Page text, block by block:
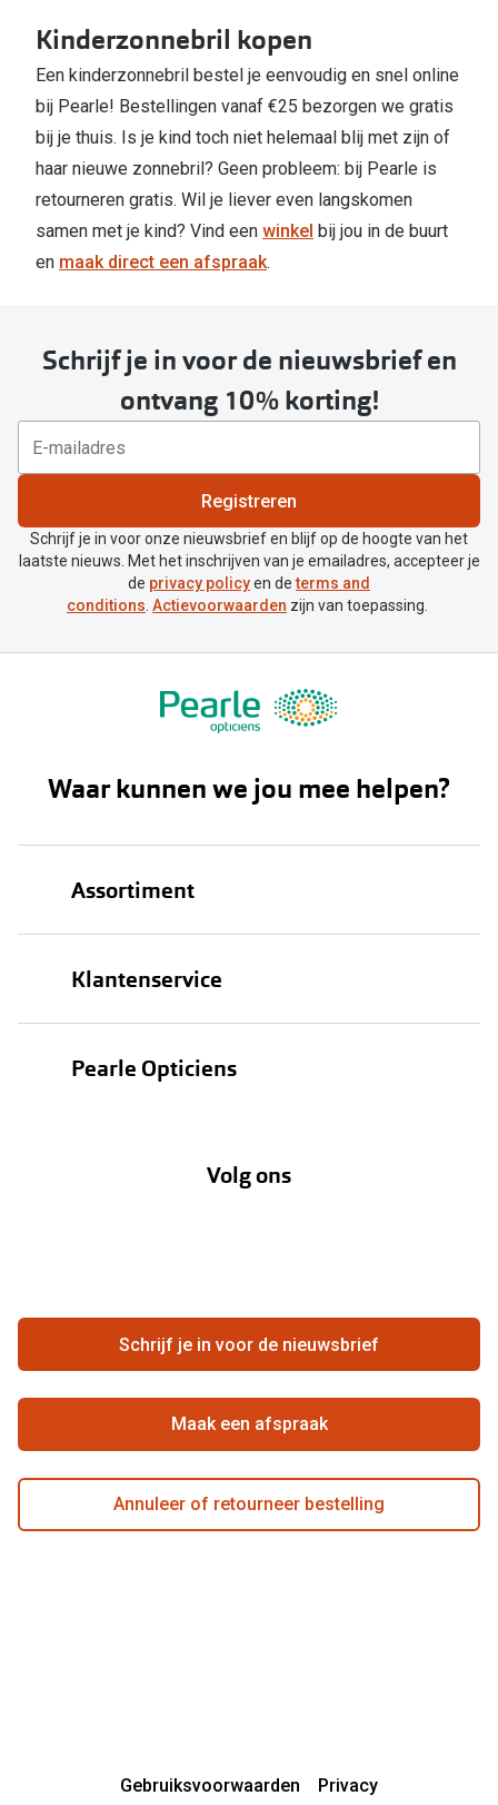
Kinderzonnebril kopen
Een kinderzonnebril bestel je eenvoudig en snel online
bij Pearle! Bestellingen vanaf €25 bezorgen we gratis
bij je thuis. Is je kind toch niet helemaal blij met zijn of
haar nieuwe zonnebril? Geen probleem: bij Pearle is
retourneren gratis. Wil je liever even langskomen
samen met je kind? Vind een winkel bij jou in de buurt
en maak direct een afspraak.
Schrijf je in voor de nieuwsbrief en
ontvang 10% korting!
Registreren
Schrijf je in voor onze nieuwsbrief en blijf op de hoogte van het
laatste nieuws. Met het inschrijven van je emailadres, accepteer je
de privacy policyen determs and
conditions. Actievoorwaarden zijn van toepassing.
Waar kunnen we jou mee helpen?
Assortiment
Klantenservice
Verzending
Hier de overeenkomst ontbinden
Zorgvergoeding
Pearle Opticiens
Ondernemen bij Pearle
Beste winkelketen
Actievoorwaarden
Volg ons
Schrijf je in voor de nieuwsbrief
Maak een afspraak
Annuleer of retourneer bestelling
Gebruiksvoorwaarden Privacy